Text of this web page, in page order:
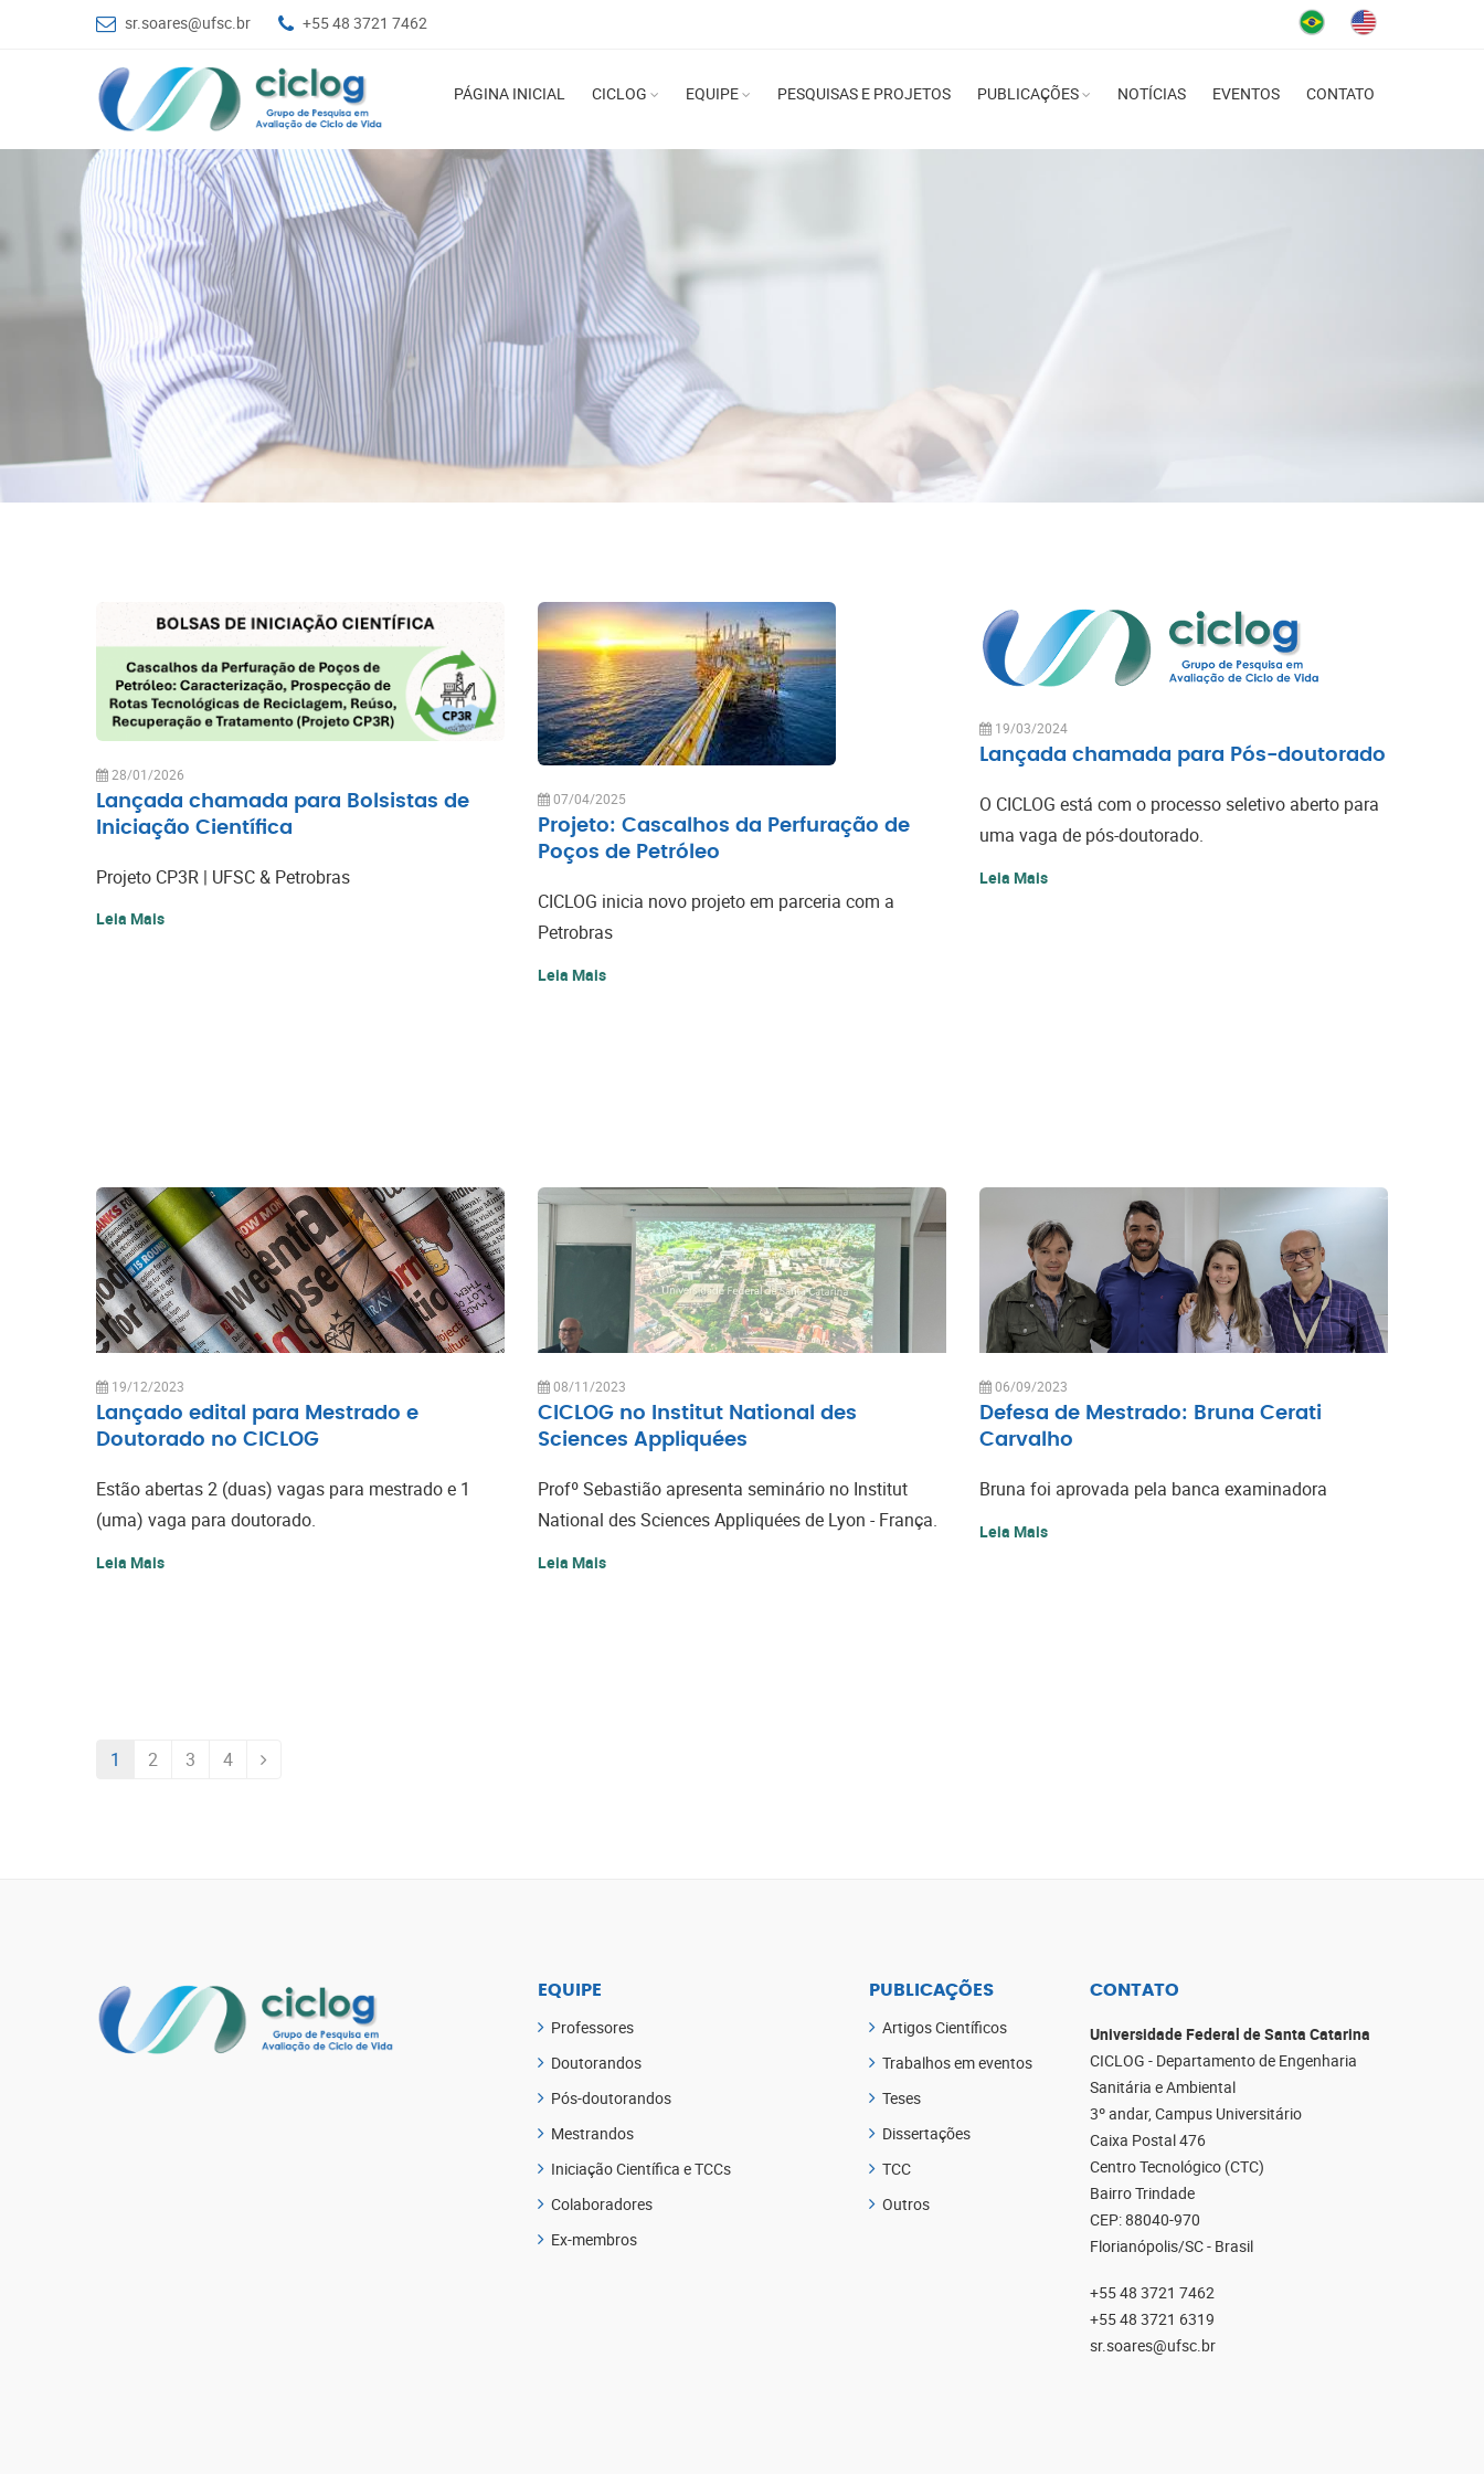
sr.soares@ufsc.br +55 48 3721 7462
PÁGINA INICIAL CICLOG EQUIPE PESQUISAS E PROJETOS PUBLICAÇÕES NOTÍCIAS EVENTOS CONTATO
28/01/2026
Lançada chamada para Bolsistas de
Iniciação Científica
Projeto CP3R | UFSC & Petrobras
Leia Mais
07/04/2025
Projeto: Cascalhos da Perfuração de
Poços de Petróleo
CICLOG inicia novo projeto em parceria com a
Petrobras
Leia Mais
19/03/2024
Lançada chamada para Pós-doutorado
O CICLOG está com o processo seletivo aberto para
uma vaga de pós-doutorado.
Leia Mais
19/12/2023
Lançado edital para Mestrado e
Doutorado no CICLOG
Estão abertas 2 (duas) vagas para mestrado e 1
(uma) vaga para doutorado.
Leia Mais
08/11/2023
CICLOG no Institut National des
Sciences Appliquées
Profº Sebastião apresenta seminário no Institut
National des Sciences Appliquées de Lyon - França.
Leia Mais
06/09/2023
Defesa de Mestrado: Bruna Cerati
Carvalho
Bruna foi aprovada pela banca examinadora
Leia Mais
1 2 3 4 PRÓXIMA
EQUIPE
Professores
Doutorandos
Pós-doutorandos
Mestrandos
Iniciação Científica e TCCs
Colaboradores
Ex-membros
PUBLICAÇÕES
Artigos Científicos
Trabalhos em eventos
Teses
Dissertações
TCC
Outros
CONTATO
Universidade Federal de Santa Catarina
CICLOG - Departamento de Engenharia
Sanitária e Ambiental
3º andar, Campus Universitário
Caixa Postal 476
Centro Tecnológico (CTC)
Bairro Trindade
CEP: 88040-970
Florianópolis/SC - Brasil
+55 48 3721 7462
+55 48 3721 6319
sr.soares@ufsc.br